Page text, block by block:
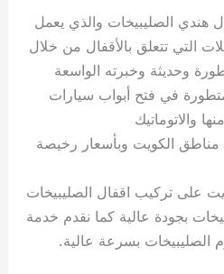
هندي الصليبيخات والذي يعمل
التي تتعلق بالأقفال من خلال
وحديثة وخبرته الواسعة
في فتح أبواب سيارات
والاتوماتيك
مناطق الكويت وبأسعار رخيصة
على تركيب اقفال الصليبيخات
بجودة عالية كما نقدم خدمة
الصليبيخات بسرعة عالية.